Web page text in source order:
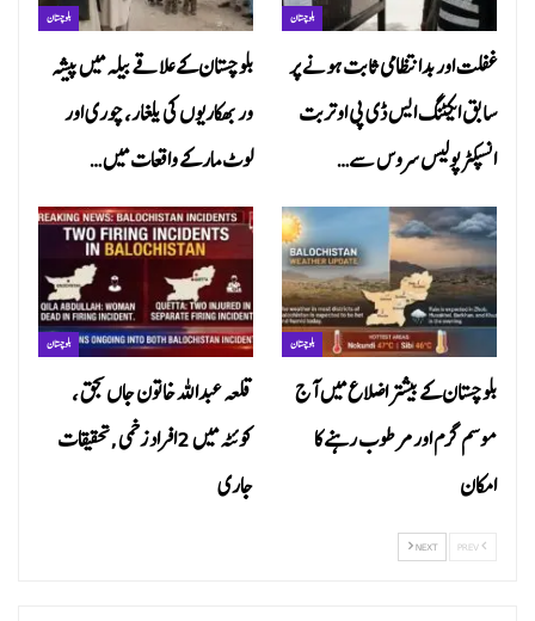
بلوچستان
بلوچستان کے علاقے بیلہ میں پیشہ
ور بھکاریوں کی یلغار، چوری اور
لوٹ مار کے واقعات میں…
بلوچستان
غفلت اور بدانتظامی ثابت ہونے پر
سابق ایکٹنگ ایس ڈی پی او تربت
انسپکٹر پولیس سروس سے…
بلوچستان
قلعہ عبداللہ خاتون جاں بحق ،
کوئٹہ میں 2افراد زخمی ,تحقیقات
جاری
بلوچستان
بلوچستان کے بیشتر اضلاع میں آج
موسم گرم اور مرطوب رہنے کا
امکان
NEXT